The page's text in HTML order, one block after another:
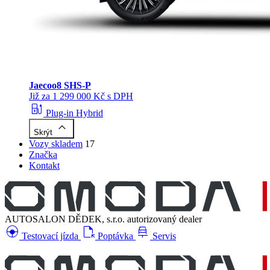
Jaecoo8 SHS-P
Již za 1 299 000 Kč s DPH
ev_station Plug-in Hybrid
Skrýt keyboard_arrow_up
Vozy skladem 17
Značka
Kontakt
AUTOSALON DĚDEK, s.r.o. autorizovaný dealer
search_hands_free Testovací jízda file_open Poptávka car_repair Servis